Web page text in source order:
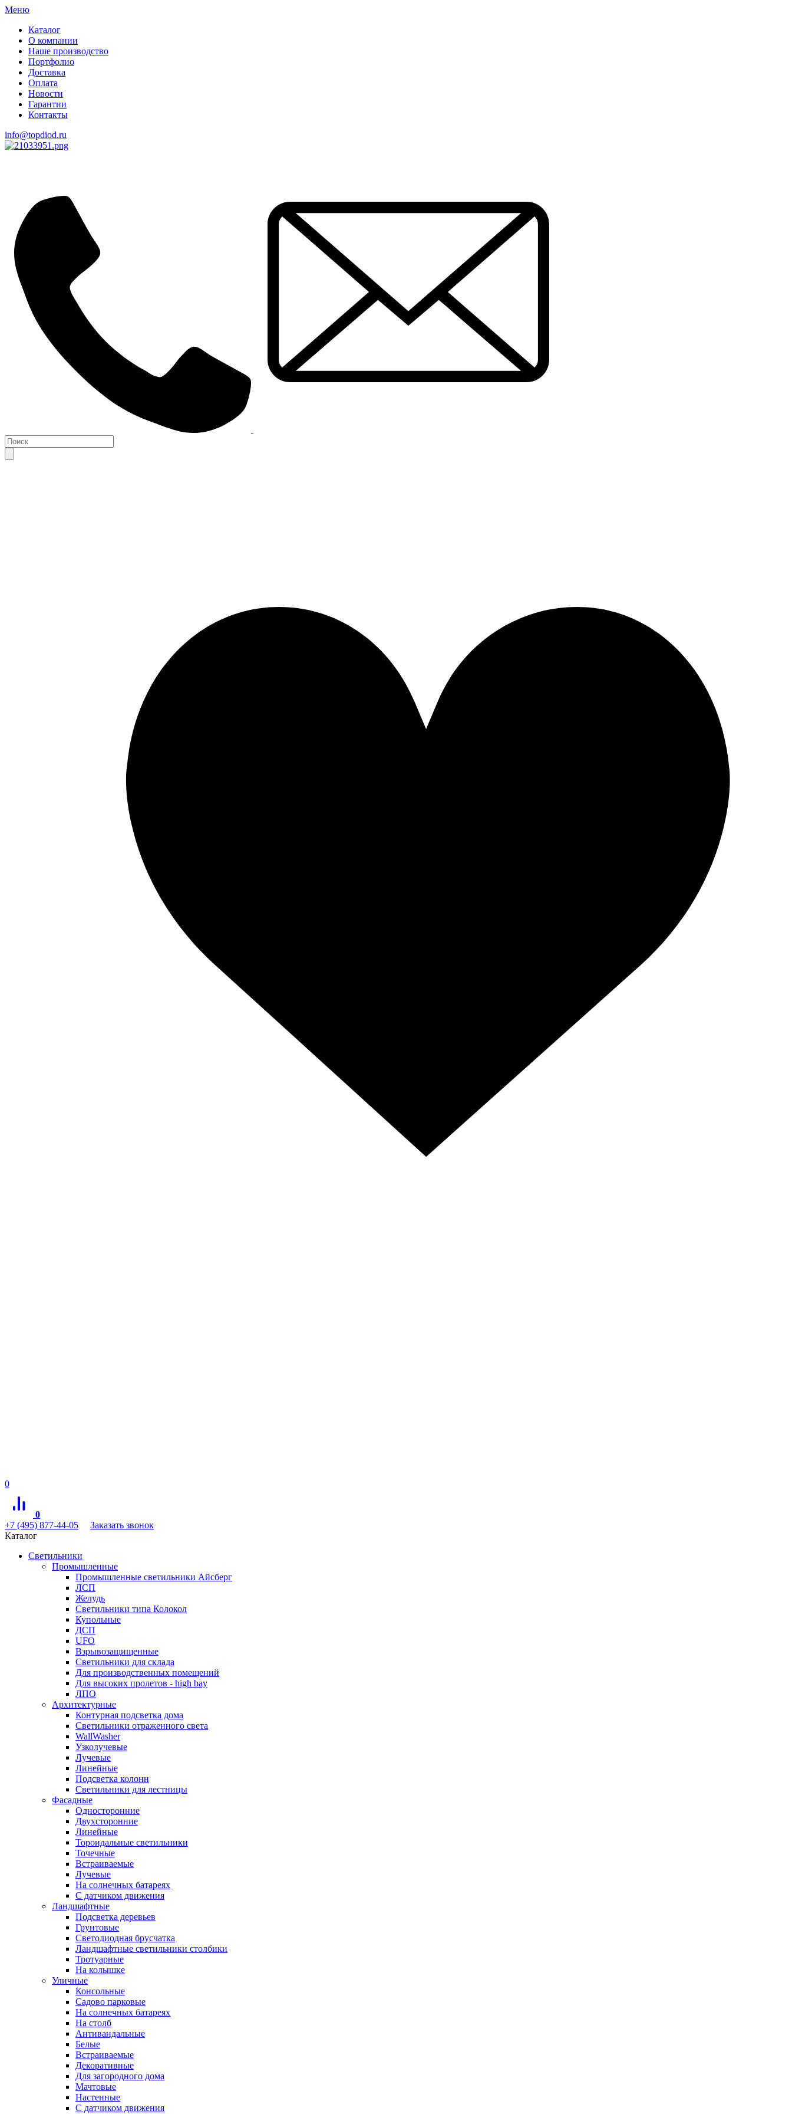
Меню
Каталог
О компании
Наше производство
Портфолио
Доставка
Оплата
Новости
Гарантии
Контакты
info@topdiod.ru
0
0
+7 (495) 877-44-05
Заказать звонок
Каталог
Светильники
Промышленные
Промышленные светильники Айсберг
ЛСП
Желудь
Светильники типа Колокол
Купольные
ДСП
UFO
Взрывозащищенные
Светильники для склада
Для производственных помещений
Для высоких пролетов - high bay
ЛПО
Архитектурные
Контурная подсветка дома
Светильники отраженного света
WallWasher
Узколучевые
Лучевые
Линейные
Подсветка колонн
Светильники для лестницы
Фасадные
Односторонние
Двухсторонние
Линейные
Тороидальные светильники
Точечные
Встраиваемые
Лучевые
На солнечных батареях
С датчиком движения
Ландшафтные
Подсветка деревьев
Грунтовые
Светодиодная брусчатка
Ландшафтные светильники столбики
Тротуарные
На колышке
Уличные
Консольные
Садово парковые
На солнечных батареях
На столб
Антивандальные
Белые
Встраиваемые
Декоративные
Для загородного дома
Мачтовые
Настенные
С датчиком движения